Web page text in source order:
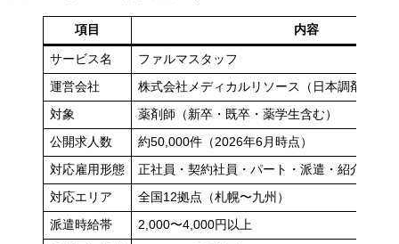
項目 内容
サービス名 ファルマスタッフ
運営会社 株式会社メディカルリソース（日本調剤グル
対象 薬剤師（新卒・既卒・薬学生含む）
公開求人数 約50,000件（2026年6月時点）
対応雇用形態 正社員・契約社員・パート・派遣・紹介予定
対応エリア 全国12拠点（札幌〜九州）
派遣時給帯 2,000〜4,000円以上